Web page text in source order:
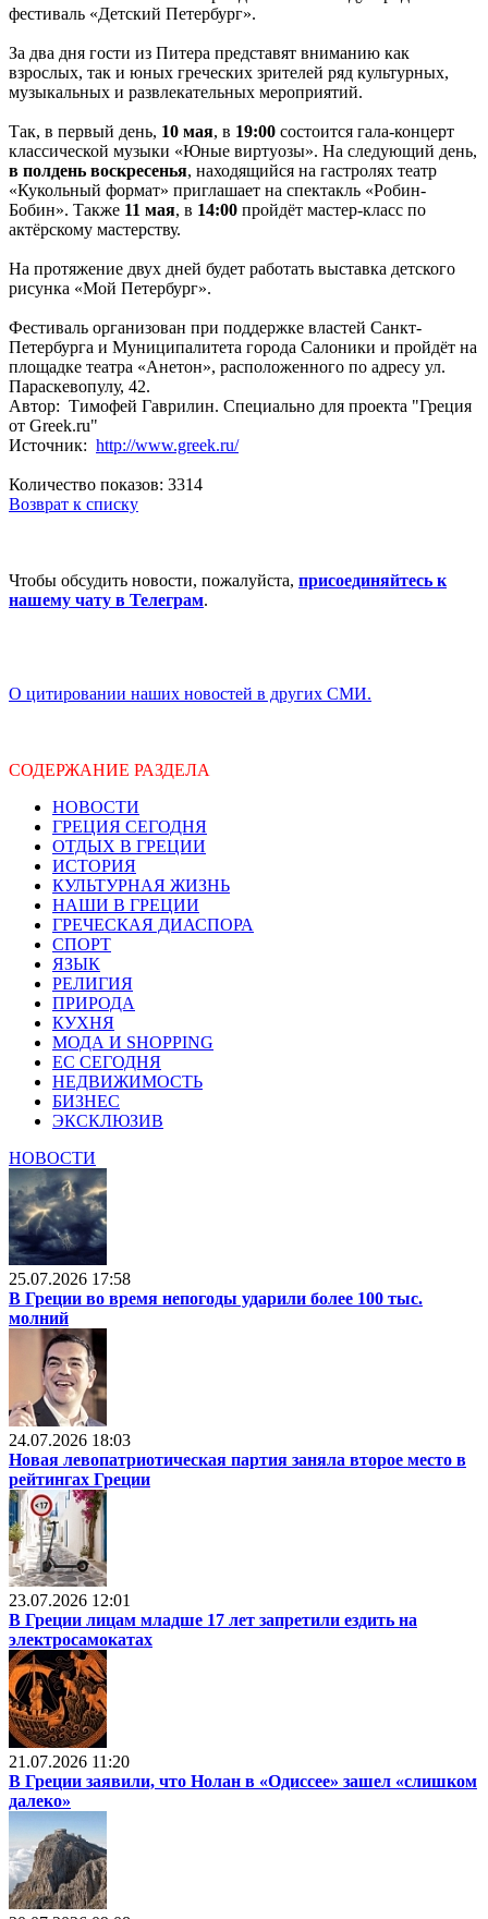
фестиваль «Детский Петербург».
За два дня гости из Питера представят вниманию как
взрослых, так и юных греческих зрителей ряд культурных,
музыкальных и развлекательных мероприятий.
Так, в первый день, 10 мая, в 19:00 состоится гала-концерт
классической музыки «Юные виртуозы». На следующий день,
в полдень воскресенья, находящийся на гастролях театр
«Кукольный формат» приглашает на спектакль «Робин-
Бобин». Также 11 мая, в 14:00 пройдёт мастер-класс по
актёрскому мастерству.
На протяжение двух дней будет работать выставка детского
рисунка «Мой Петербург».
Фестиваль организован при поддержке властей Санкт-
Петербурга и Муниципалитета города Салоники и пройдёт на
площадке театра «Анетон», расположенного по адресу ул.
Параскевопулу, 42.
Автор: Тимофей Гаврилин. Специально для проекта "Греция
от Greek.ru"
Источник: http://www.greek.ru/
Количество показов: 3314
Возврат к списку
Чтобы обсудить новости, пожалуйста, присоединяйтесь к
нашему чату в Телеграм.
О цитировании наших новостей в других СМИ.
СОДЕРЖАНИЕ РАЗДЕЛА
НОВОСТИ
ГРЕЦИЯ СЕГОДНЯ
ОТДЫХ В ГРЕЦИИ
ИСТОРИЯ
КУЛЬТУРНАЯ ЖИЗНЬ
НАШИ В ГРЕЦИИ
ГРЕЧЕСКАЯ ДИАСПОРА
СПОРТ
ЯЗЫК
РЕЛИГИЯ
ПРИРОДА
КУХНЯ
МОДА И SHOPPING
ЕС СЕГОДНЯ
НЕДВИЖИМОСТЬ
БИЗНЕС
ЭКСКЛЮЗИВ
НОВОСТИ
25.07.2026 17:58
В Греции во время непогоды ударили более 100 тыс.
молний
24.07.2026 18:03
Новая левопатриотическая партия заняла второе место в
рейтингах Греции
23.07.2026 12:01
В Греции лицам младше 17 лет запретили ездить на
электросамокатах
21.07.2026 11:20
В Греции заявили, что Нолан в «Одиссее» зашел «слишком
далеко»